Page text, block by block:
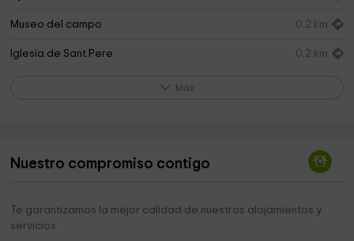
Museo del campo 0,2 km
Iglesia de Sant Pere 0,2 km
Ayuntamiento de Bràfim 2,6 km
Ayuntamiento de Renau
Más
Nuestro compromiso contigo
Te garantizamos la mejor calidad de nuestros alojamientos y
servicios